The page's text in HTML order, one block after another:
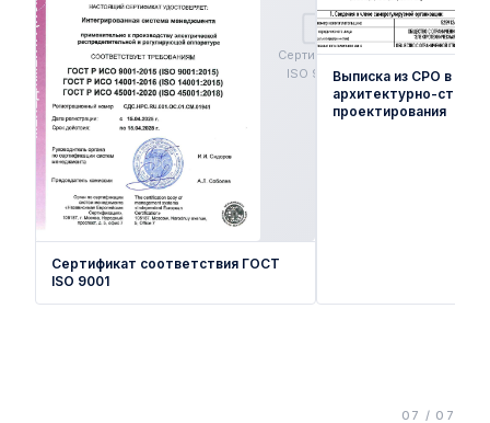
Сертификат
ISO 9001
Сертификат соответствия ГОСТ
ISO 9001
Выписка из СРО в
архитектурно-
проектирования